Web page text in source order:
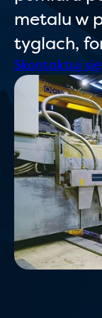
metalu w
tyglach,
Skontaktuj